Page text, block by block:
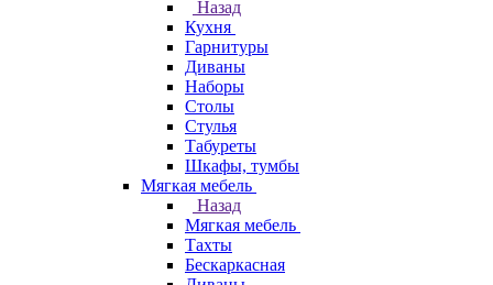
Назад
Кухня
Гарнитуры
Диваны
Наборы
Столы
Стулья
Табуреты
Шкафы, тумбы
Мягкая мебель
Назад
Мягкая мебель
Тахты
Бескаркасная